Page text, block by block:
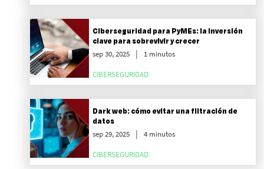
Ciberseguridad para PyMEs: la inversión
clave para sobrevivir y crecer
sep 30, 2025
1 minutos
CIBERSEGURIDAD
Dark web: cómo evitar una filtración de
datos
sep 29, 2025
4 minutos
CIBERSEGURIDAD